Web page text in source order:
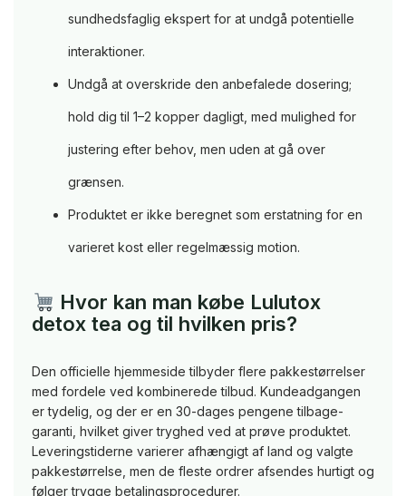
sundhedsfaglig ekspert for at undgå potentielle
interaktioner.
Undgå at overskride den anbefalede dosering;
hold dig til 1–2 kopper dagligt, med mulighed for
justering efter behov, men uden at gå over
grænsen.
Produktet er ikke beregnet som erstatning for en
varieret kost eller regelmæssig motion.
Hvor kan man købe Lulutox
detox tea og til hvilken pris?
Den officielle hjemmeside tilbyder flere pakkestørrelser
med fordele ved kombinerede tilbud. Kundeadgangen
er tydelig, og der er en 30-dages pengene tilbage-
garanti, hvilket giver tryghed ved at prøve produktet.
Leveringstiderne varierer afhængigt af land og valgte
pakkestørrelse, men de fleste ordrer afsendes hurtigt og
følger trygge betalingsprocedurer.